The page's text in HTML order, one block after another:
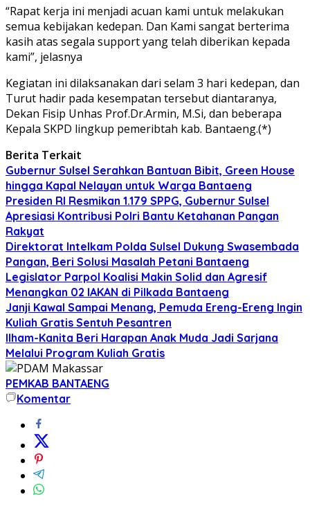
“Rapat kerja ini menjadi acuan kami untuk melakukan
semua kebijakan kedepan. Dan Kami sangat berterima
kasih atas segala support yang telah diberikan kepada
kami”, jelasnya
Kegiatan ini dilaksanakan dari selam 3 hari kedepan, dan
Turut hadir pada kesempatan tersebut diantaranya,
Dekan Fisip Unhas Prof.Dr.Armin, M.Si, dan beberapa
Kepala SKPD lingkup pemeribtah kab. Bantaeng.(*)
Berita Terkait
Gubernur Sulsel Serahkan Bantuan Bibit, Green House
hingga Kapal Nelayan untuk Warga Bantaeng
Presiden RI Resmikan 1.179 SPPG, Gubernur Sulsel
Apresiasi Kontribusi Polri Bantu Ketahanan Pangan
Rakyat
Direktorat Intelkam Polda Sulsel Dukung Swasembada
Pangan, Beri Solusi Masalah Petani Bantaeng
Legislator Parpol Koalisi Makin Solid dan Agresif
Menangkan 02 IAKAN di Pilkada Bantaeng
Janji Kawal Sampai Menang, Pemuda Ereng-Ereng Ingin
Kuliah Gratis Sentuh Pesantren
Ilham-Kanita Beri Harapan Anak Muda Jadi Sarjana
Melalui Program Kuliah Gratis
PEMKAB BANTAENG
Komentar